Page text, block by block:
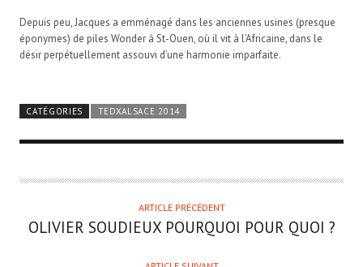
Depuis peu, Jacques a emménagé dans les anciennes usines (presque
éponymes) de piles Wonder à St-Ouen, où il vit à l’Africaine, dans le
désir perpétuellement assouvi d’une harmonie imparfaite.
CATÉGORIES TEDXALSACE 2014
ARTICLE PRÉCÉDENT
OLIVIER SOUDIEUXPOURQUOI POUR QUOI ?